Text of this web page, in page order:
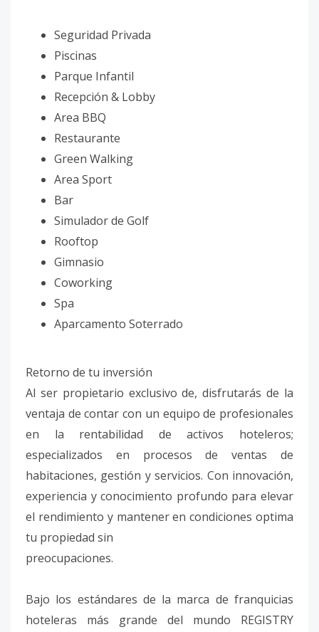
Seguridad Privada
Piscinas
Parque Infantil
Recepción & Lobby
Area BBQ
Restaurante
Green Walking
Area Sport
Bar
Simulador de Golf
Rooftop
Gimnasio
Coworking
Spa
Aparcamento Soterrado
Retorno de tu inversión
Al ser propietario exclusivo de, disfrutarás de la
ventaja de contar con un equipo de profesionales
en la rentabilidad de activos hoteleros;
especializados en procesos de ventas de
habitaciones, gestión y servicios. Con innovación,
experiencia y conocimiento profundo para elevar
el rendimiento y mantener en condiciones optima
tu propiedad sin
preocupaciones.
Bajo los estándares de la marca de franquicias
hoteleras más grande del mundo REGISTRY